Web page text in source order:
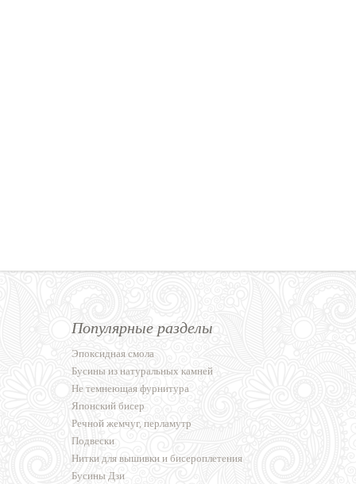
Популярные разделы
Эпоксидная смола
Бусины из натуральных камней
Не темнеющая фурнитура
Японский бисер
Речной жемчуг, перламутр
Подвески
Нитки для вышивки и бисероплетения
Бусины Дзи